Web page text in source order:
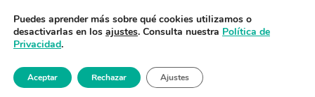
Aviso legal/Poltica de Privacidad/ Politica de Cookies
Puedes aprender más sobre qué cookies utilizamos o
desactivarlas en los ajustes. Consulta nuestra Política de
Privacidad.
Aceptar Rechazar Ajustes